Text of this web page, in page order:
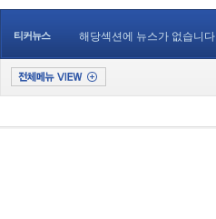
티커뉴스 해당섹션에 뉴스가 없습니다